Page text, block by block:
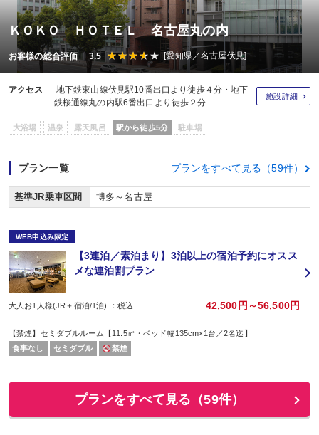
ＫＯＫＯ ＨＯＴＥＬ 名古屋丸の内
お客様の総合評価 3.5 [愛知県／名古屋伏見]
アクセス
地下鉄東山線伏見駅10番出口より徒歩４分・地下
鉄桜通線丸の内駅6番出口より徒歩２分
施設詳細
大浴場 温泉 露天風呂 駅から徒歩5分 駐車場
プラン一覧 プランをすべて見る（59件）
基準JR乗車区間 博多～名古屋
WEB申込み限定
【3連泊／素泊まり】3泊以上の宿泊予約にオスス
メな連泊割プラン
大人お1人様(JR＋宿泊/1泊) ：税込 42,500円～56,500円
【禁煙】セミダブルルーム【11.5㎡・ベッド幅135cm×1台／2名迄】
食事なし
セミダブル 禁煙
プランをすべて見る（59件）